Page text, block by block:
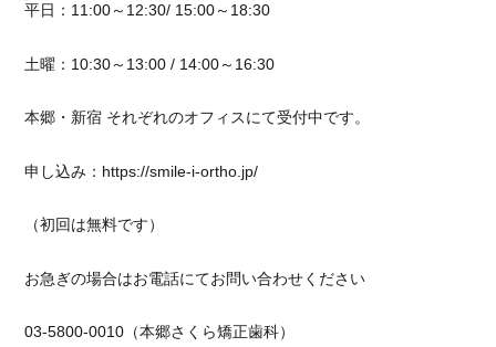
平日：11:00～12:30/ 15:00～18:30
土曜：10:30～13:00 / 14:00～16:30
本郷・新宿 それぞれのオフィスにて受付中です。
申し込み：https://smile-i-ortho.jp/
（初回は無料です）
お急ぎの場合はお電話にてお問い合わせください
03-5800-0010（本郷さくら矯正歯科）